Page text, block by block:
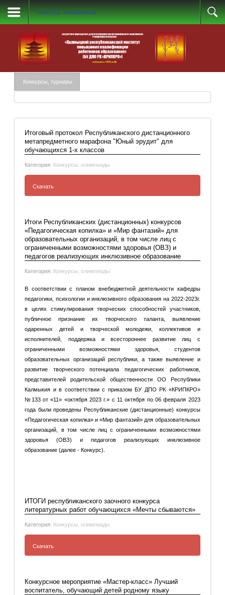
Новости, объявления
Конкурсы, турниры
Итоговый протокол Республиканского дистанционного
метапредметного марафона "Юный эрудит" для
обучающихся 1-х классов
Категория: Конкурсы, олимпиады
Скачать
дистанционного метапредметного марафона
"Юный эрудит" для обучающихся 1-х
классов
Итоги Республиканских (дистанционных) конкурсов
«Педагогическая копилка» и «Мир фантазий» для
образовательных организаций, в том числе лиц с
ограниченными возможностями здоровья (ОВЗ) и
педагогов реализующих инклюзивное образование
Категория: Конкурсы, олимпиады
В соответствии с планом внебюджетной деятельности кафедры
педагогики, психологии и инклюзивного образования на 2022-2023г.
в целях стимулирования творческих способностей участников,
публичное признание их творческого таланта, выявление
одаренных детей и творческой молодежи, коллективов и
исполнителей, поддержка и всестороннее развитие лиц с
ограниченными возможностями здоровья, студентов
образовательных организаций республики, а также выявление и
развитие творческого потенциала педагогических работников,
представителей родительской общественности ОО Республики
Калмыкия и в соответствии с приказом БУ ДПО РК «КРИПКРО»
№133 от «11» «октября 2023 г.» с 11 октября по 06 февраля 2023
года были проведены Республиканские (дистанционные) конкурсы
«Педагогическая копилка» и «Мир фантазий» для образовательных
организаций, в том числе лиц с ограниченными возможностями
здоровья (ОВЗ) и педагогов реализующих инклюзивное
образование (далее - Конкурс).
ИТОГИ республиканского заочного конкурса
литературных работ обучающихся «Мечты сбываются»
Категория: Конкурсы, олимпиады
Скачать
литературных работ обучающихся «Мечты
сбываются»
Конкурсное мероприятие «Мастер-класс» Лучший
воспитатель, обучающий детей родному языку